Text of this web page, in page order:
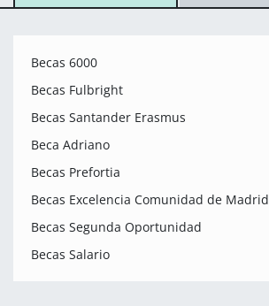
Becas 6000
Becas Fulbright
Becas Santander Erasmus
Beca Adriano
Becas Prefortia
Becas Excelencia Comunidad de Madrid
Becas Segunda Oportunidad
Becas Salario